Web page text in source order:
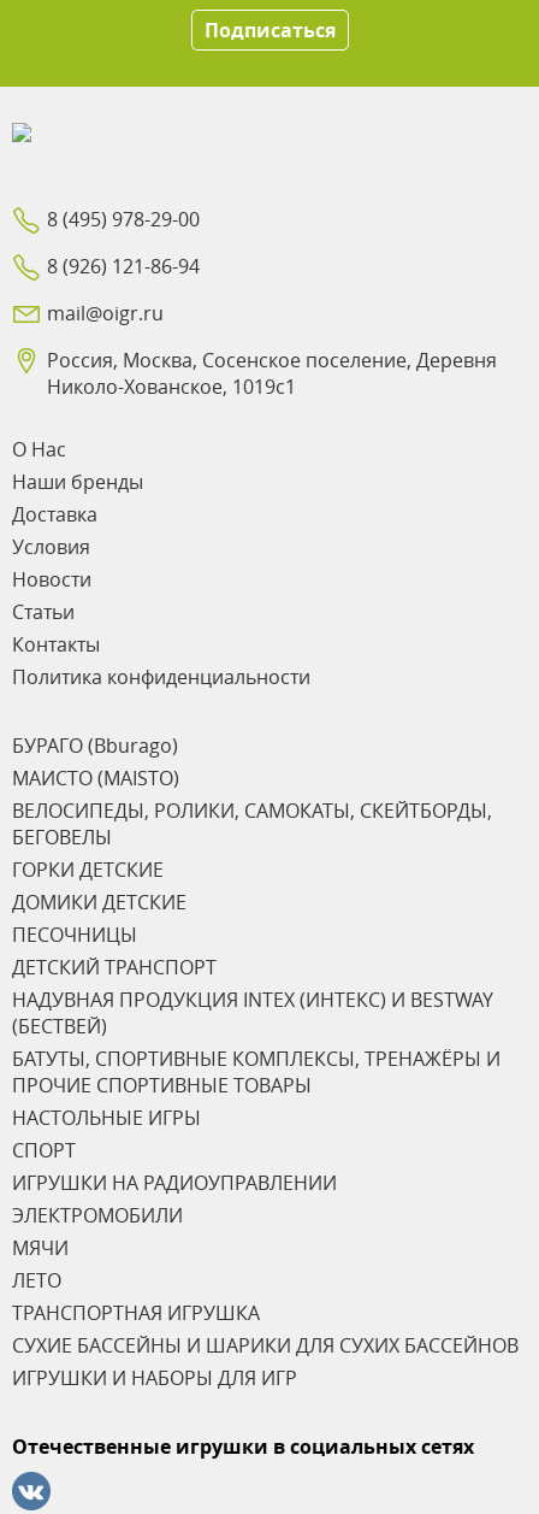
Подписаться
8 (495) 978-29-00
8 (926) 121-86-94
mail@oigr.ru
Россия, Москва, Сосенское поселение, Деревня
Николо-Хованское, 1019с1
О Нас
Наши бренды
Доставка
Условия
Новости
Статьи
Контакты
Политика конфиденциальности
БУРАГО (Bburago)
МАИСТО (MAISTO)
ВЕЛОСИПЕДЫ, РОЛИКИ, САМОКАТЫ, СКЕЙТБОРДЫ,
БЕГОВЕЛЫ
ГОРКИ ДЕТСКИЕ
ДОМИКИ ДЕТСКИЕ
ПЕСОЧНИЦЫ
ДЕТСКИЙ ТРАНСПОРТ
НАДУВНАЯ ПРОДУКЦИЯ INTEX (ИНТЕКС) И BESTWAY
(БЕСТВЕЙ)
БАТУТЫ, СПОРТИВНЫЕ КОМПЛЕКСЫ, ТРЕНАЖЁРЫ И
ПРОЧИЕ СПОРТИВНЫЕ ТОВАРЫ
НАСТОЛЬНЫЕ ИГРЫ
СПОРТ
ИГРУШКИ НА РАДИОУПРАВЛЕНИИ
ЭЛЕКТРОМОБИЛИ
МЯЧИ
ЛЕТО
ТРАНСПОРТНАЯ ИГРУШКА
СУХИЕ БАССЕЙНЫ И ШАРИКИ ДЛЯ СУХИХ БАССЕЙНОВ
ИГРУШКИ И НАБОРЫ ДЛЯ ИГР
Отечественные игрушки в социальных сетях